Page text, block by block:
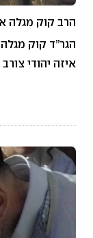
הרב קוק מגלה
הגר”ד קוק
איזה יהודי